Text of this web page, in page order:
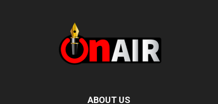
ABOUT US